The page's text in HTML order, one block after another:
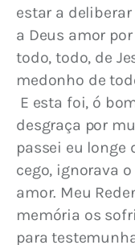
estar a
a Deus amor
todo, todo, de
medonho de
desgraça por
passei eu longe
cego, ignorava
amor. Meu
memória os
para